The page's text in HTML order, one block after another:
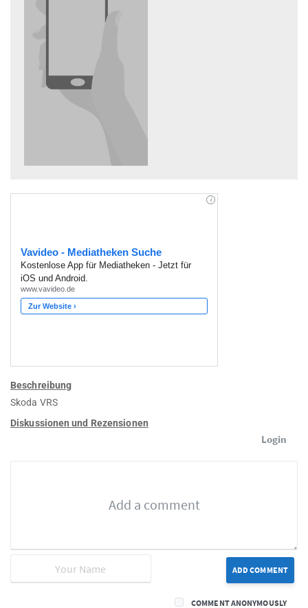
Beschreibung
Skoda VRS
Diskussionen und Rezensionen
Login
ADD COMMENT
COMMENT ANONYMOUSLY